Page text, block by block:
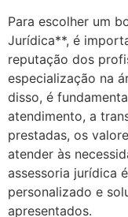
Para escolher um
Jurídica**, é
reputação dos
especialização na
disso, é
atendimento, a
prestadas, os
atender às
assessoria jurídica
personalizado e
apresentados.